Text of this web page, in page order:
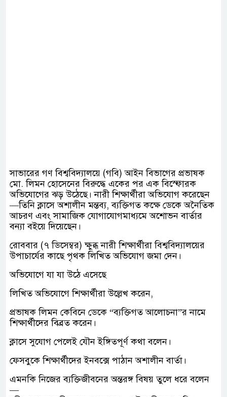
সাভারের গণ বিশ্ববিদ্যালয়ে (গবি) আইন বিভাগের প্রভাষক
মো. লিমন হোসেনের বিরুদ্ধে একের পর এক বিস্ফোরক
অভিযোগের ঝড় উঠেছে। নারী শিক্ষার্থীরা অভিযোগ করেছেন
—তিনি ক্লাসে অশালীন মন্তব্য, ব্যক্তিগত কক্ষে ডেকে অনৈতিক
আচরণ এবং সামাজিক যোগাযোগমাধ্যমে অশোভন বার্তার
বন্যা বইয়ে দিয়েছেন।
রোববার (৭ ডিসেম্বর) ক্ষুব্ধ নারী শিক্ষার্থীরা বিশ্ববিদ্যালয়ের
উপাচার্যের কাছে পৃথক লিখিত অভিযোগ জমা দেন।
অভিযোগে যা যা উঠে এসেছে
লিখিত অভিযোগে শিক্ষার্থীরা উল্লেখ করেন,
প্রভাষক লিমন কেবিনে ডেকে “ব্যক্তিগত আলোচনা”র নামে
শিক্ষার্থীদের বিব্রত করেন।
ক্লাসে সুযোগ পেলেই যৌন ইঙ্গিতপূর্ণ কথা বলেন।
ফেসবুকে শিক্ষার্থীদের ইনবক্সে পাঠান অশালীন বার্তা।
এমনকি নিজের ব্যক্তিজীবনের অন্তরঙ্গ বিষয় তুলে ধরে বলেন
—